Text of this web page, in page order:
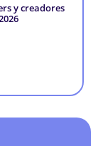
y creadores